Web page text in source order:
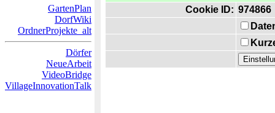
GartenPlan
DorfWiki
OrdnerProjekte_alt
Dörfer
NeueArbeit
VideoBridge
VillageInnovationTalk
Cookie ID: 974866